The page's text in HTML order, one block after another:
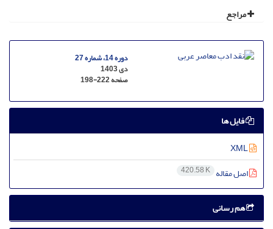
مراجع
دوره 14، شماره 27
دی 1403
صفحه198-222
فایل ها
اصل مقاله 420.58 K
هم رسانی